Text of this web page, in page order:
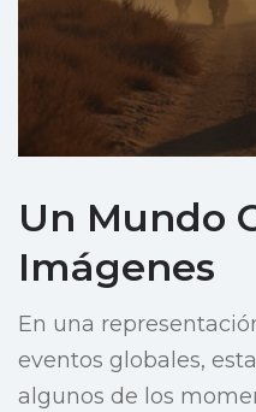
Un Mundo
Imágenes
En una
eventos globales,
algunos de los